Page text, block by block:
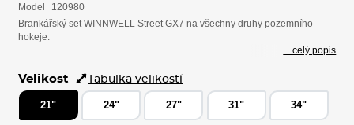
Model
120980
Brankářský set WINNWELL Street GX7 na všechny druhy pozemního
hokeje.
... celý popis
Velikost Tabulka velikostí
21" 24" 27" 31" 34"